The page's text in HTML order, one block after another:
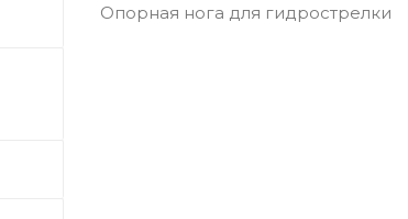
Опорная нога для гидрострелки